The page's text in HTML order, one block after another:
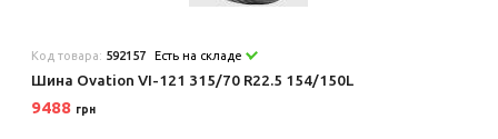
Код товара: 592157 Есть на складе
Шина Ovation VI-121 315/70 R22.5 154/150L
9488 грн